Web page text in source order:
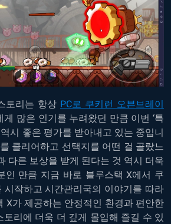
토리는 항상 PC로 쿠키런 오븐브레이
게 많은 인기를 누려왔던 만큼 이번 ‘특
시 좋은 평가를 받아내고 있는 중입니
클리어하고 선택지를 어떤 걸 골랐느
다른 보상을 받게 된다는 것 역시 더욱
인 만큼 지금 바로 블루스택 X에서 쿠
시작하고 시간관리국의 이야기를 따라
X가 제공하는 안정적인 환경과 편안한
토리에 더욱 더 깊게 몰입해 즐길 수 있